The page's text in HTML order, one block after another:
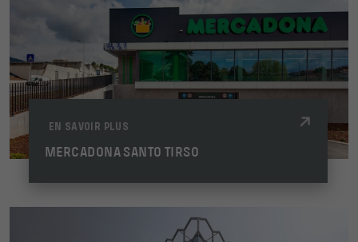
EN SAVOIR PLUS
MERCADONA SANTO TIRSO